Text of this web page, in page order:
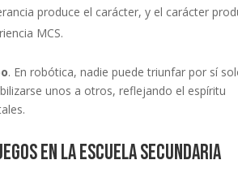
produce el carácter, y el carácter
MCS.
. En robótica, nadie puede triunfar por sí
unos a otros, reflejando el espíritu
en la escuela secundaria